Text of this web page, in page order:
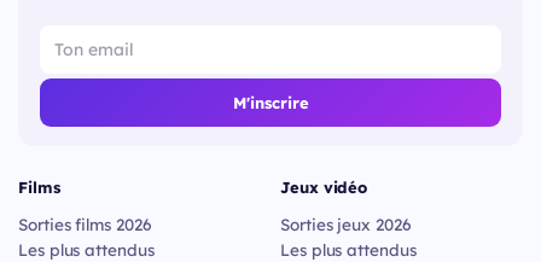
M'inscrire
Films
Sorties films 2026
Les plus attendus
Jeux vidéo
Sorties jeux 2026
Les plus attendus